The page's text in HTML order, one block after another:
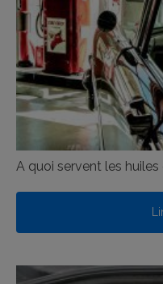
A quoi servent les